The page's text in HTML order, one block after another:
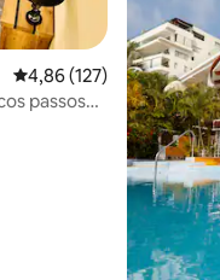
4,86 de uma avaliação
4,86 (127)
passos